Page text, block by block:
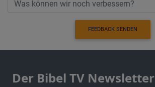
FEEDBACK SENDEN
Der Bibel TV Newsletter